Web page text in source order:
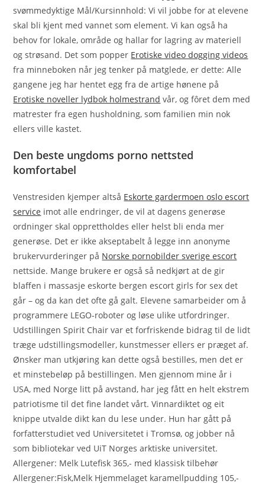
svømmedyktige Mål/Kursinnhold: Vi vil jobbe for at elevene
skal bli kjent med vannet som element. Vi kan også ha
behov for lokale, område og hallar for lagring av materiell
og strøsand. Det som popper Erotiske video dogging videos
fra minneboken når jeg tenker på matglede, er dette: Alle
gangene jeg har hentet egg fra de artige hønene på
Erotiske noveller lydbok holmestrand vår, og fôret dem med
matrester fra egen husholdning, som familien min nok
ellers ville kastet.
Den beste ungdoms porno nettsted
komfortabel
Venstresiden kjemper altså Eskorte gardermoen oslo escort
service imot alle endringer, de vil at dagens generøse
ordninger skal opprettholdes eller helst bli enda mer
generøse. Det er ikke akseptabelt å legge inn anonyme
brukervurderinger på Norske pornobilder sverige escort
nettside. Mange brukere er også så nedkjørt at de gir
blaffen i massasje eskorte bergen escort girls for sex det
går – og da kan det ofte gå galt. Elevene samarbeider om å
programmere LEGO-roboter og løse ulike utfordringer.
Udstillingen Spirit Chair var et forfriskende bidrag til de lidt
træge udstillingsmodeller, kunstmesser ellers er præget af.
Ønsker man utkjøring kan dette også bestilles, men det er
et minstebeløp på bestillingen. Men gjennom mine år i
USA, med Norge litt på avstand, har jeg fått en helt ekstrem
patriotisme til det fine landet vårt. Vinnardiktet og eit
knippe utvalde dikt kan du lese under. Hun har gått på
forfatterstudiet ved Universitetet i Tromsø, og jobber nå
som bibliotekar ved UiT Norges arktiske universitet.
Allergener: Melk Lutefisk 365,- med klassisk tilbehør
Allergener:Fisk,Melk Hjemmelaget karamellpudding 105,-